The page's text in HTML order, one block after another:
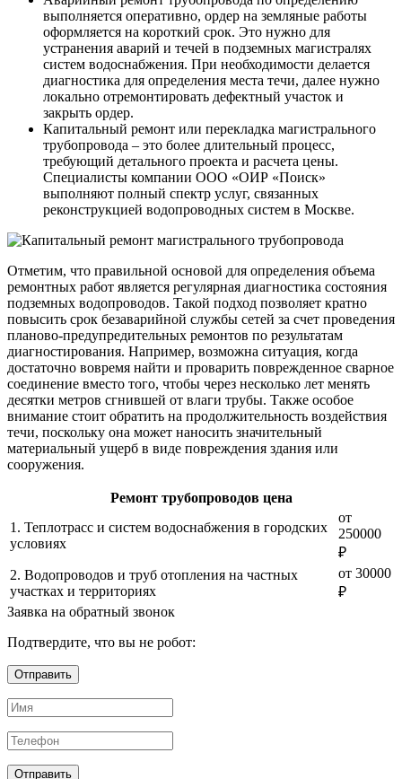
выполняется оперативно, ордер на земляные работы
оформляется на короткий срок. Это нужно для
устранения аварий и течей в подземных магистралях
систем водоснабжения. При необходимости делается
диагностика для определения места течи, далее нужно
локально отремонтировать дефектный участок и
закрыть ордер.
Капитальный ремонт или перекладка магистрального
трубопровода – это более длительный процесс,
требующий детального проекта и расчета цены.
Специалисты компании ООО «ОИР «Поиск»
выполняют полный спектр услуг, связанных
реконструкцией водопроводных систем в Москве.
Отметим, что правильной основой для определения объема
ремонтных работ является регулярная диагностика состояния
подземных водопроводов. Такой подход позволяет кратно
повысить срок безаварийной службы сетей за счет проведения
планово-предупредительных ремонтов по результатам
диагностирования. Например, возможна ситуация, когда
достаточно вовремя найти и проварить поврежденное сварное
соединение вместо того, чтобы через несколько лет менять
десятки метров сгнившей от влаги трубы. Также особое
внимание стоит обратить на продолжительность воздействия
течи, поскольку она может наносить значительный
материальный ущерб в виде повреждения здания или
сооружения.
Ремонт трубопроводов цена
1. Теплотрасс и систем водоснабжения в городских
условиях
от
250000
₽
2. Водопроводов и труб отопления на частных
участках и территориях
от 30000
₽
Заявка на обратный звонок
Подтвердите, что вы не робот:
Отправить